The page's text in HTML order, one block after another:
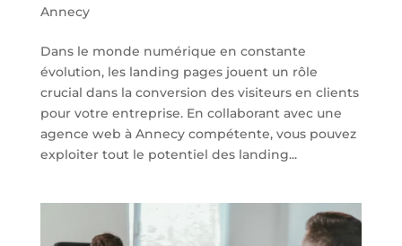
Annecy
Dans le monde numérique en constante
évolution, les landing pages jouent un rôle
crucial dans la conversion des visiteurs en clients
pour votre entreprise. En collaborant avec une
agence web à Annecy compétente, vous pouvez
exploiter tout le potentiel des landing...